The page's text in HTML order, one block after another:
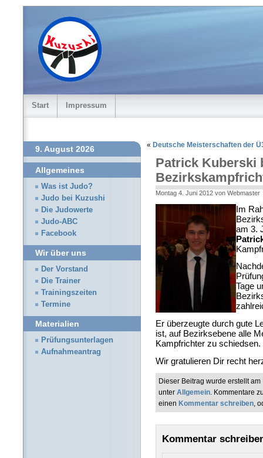
Start Impressum
« Deutsche Meisterschaften der
Patrick Kuberski
Montag 4. Juni 2012 von Webmaster
Im
am 3.
Tage
Er überzeugte durch gute
ist, auf Bezirksebene alle
Kampfrichter zu schiedsen.
Wir gratulieren Dir recht
Dieser Beitrag wurde erstellt
unter Allgemein. Kommentare
einen Kommentar schreiben,
Kommentar
9. August 2026
Allgemeines
Was ist Judo?
Judo bei Kuzushi
Die Judowerte
Judo-ABC
Facebook
Wir über uns
Der Vorstand
Die Trainer
Trainingszeiten
Termine
Materialien
Prüfungsunterlagen
Aufnahmeantrag